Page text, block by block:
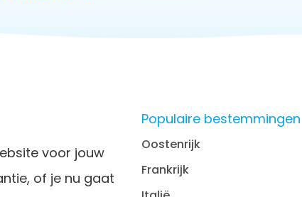
voor jouw
of je nu gaat
Populaire bestemmingen
Oostenrijk
Frankrijk